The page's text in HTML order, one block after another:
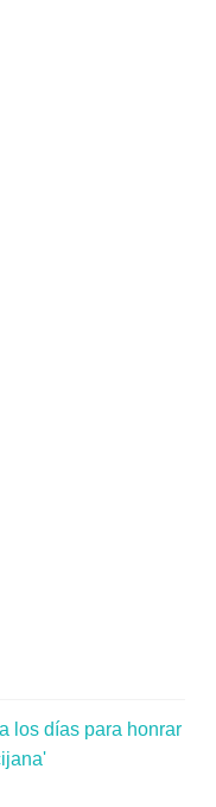
los días para honrar